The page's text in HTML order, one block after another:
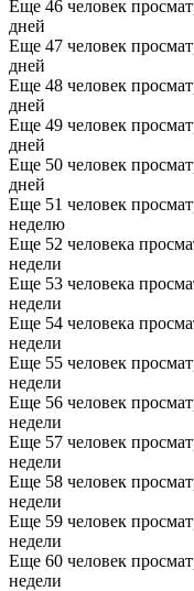
Еще 46 человек
дней
Еще 47 человек
дней
Еще 48 человек
дней
Еще 49 человек
дней
Еще 50 человек
дней
Еще 51 человек
неделю
Еще 52 человека
недели
Еще 53 человека
недели
Еще 54 человека
недели
Еще 55 человек
недели
Еще 56 человек
недели
Еще 57 человек
недели
Еще 58 человек
недели
Еще 59 человек
недели
Еще 60 человек
недели